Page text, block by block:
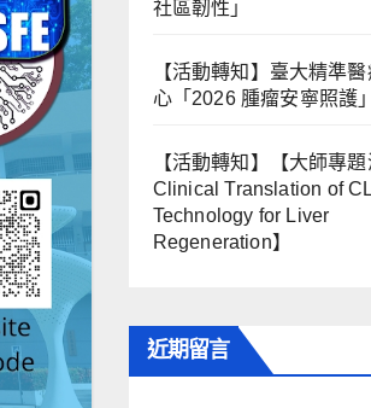
社區韌性」
【活動轉知】臺大精準
心「2026 腫瘤安寧照護」
【活動轉知】【大師專題
Clinical Translation of
Technology for Liver
Regeneration】
近期留言